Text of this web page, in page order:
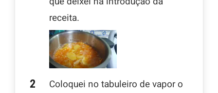
receita.
Coloquei no tabuleiro de vapor o